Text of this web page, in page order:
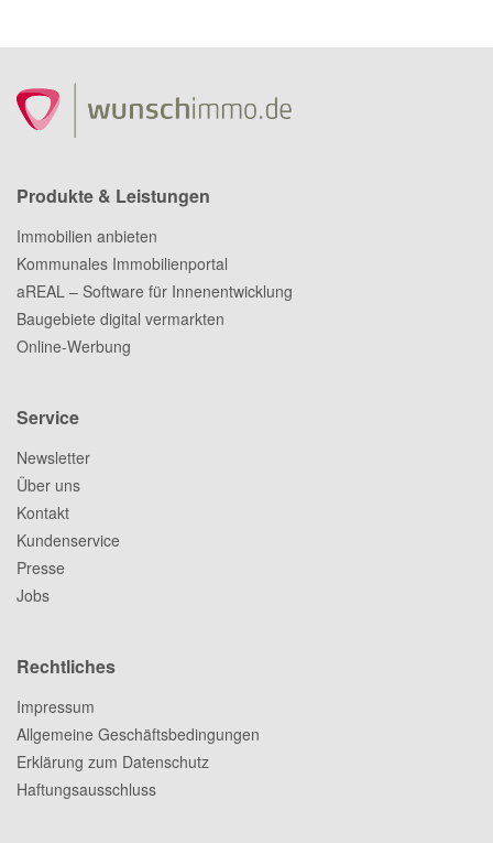
Produkte & Leistungen
Immobilien anbieten
Kommunales Immobilienportal
aREAL – Software für Innenentwicklung
Baugebiete digital vermarkten
Online-Werbung
Service
Newsletter
Über uns
Kontakt
Kundenservice
Presse
Jobs
Rechtliches
Impressum
Allgemeine Geschäftsbedingungen
Erklärung zum Datenschutz
Haftungsausschluss